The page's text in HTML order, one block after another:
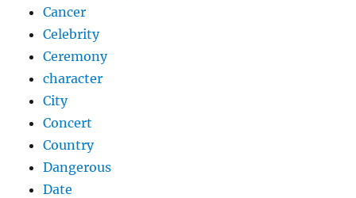
Cancer
Celebrity
Ceremony
character
City
Concert
Country
Dangerous
Date